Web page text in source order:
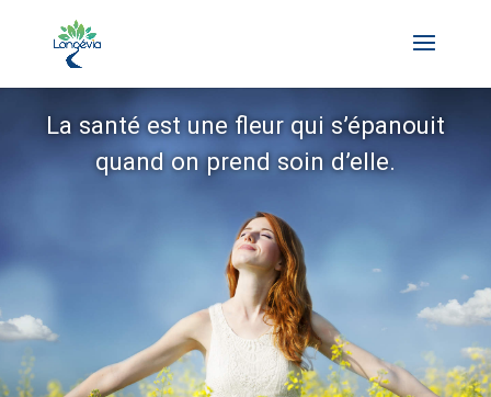
La santé est une fleur qui s’épanouit
quand on prend soin d’elle.